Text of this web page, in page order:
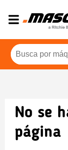
No se
página